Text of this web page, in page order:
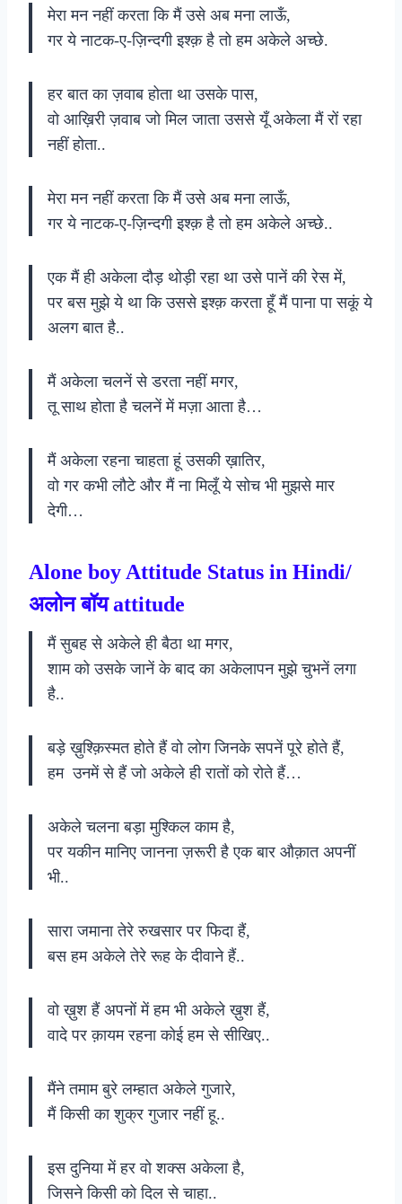
मेरा मन नहीं करता कि मैं उसे अब मना लाऊँ,
गर ये नाटक-ए-ज़िन्दगी इश्क़ है तो हम अकेले अच्छे.
हर बात का ज़वाब होता था उसके पास,
वो आख़िरी ज़वाब जो मिल जाता उससे यूँ अकेला मैं रों रहा
नहीं होता..
मेरा मन नहीं करता कि मैं उसे अब मना लाऊँ,
गर ये नाटक-ए-ज़िन्दगी इश्क़ है तो हम अकेले अच्छे..
एक मैं ही अकेला दौड़ थोड़ी रहा था उसे पानें की रेस में,
पर बस मुझे ये था कि उससे इश्क़ करता हूँ मैं पाना पा सकूं ये
अलग बात है..
मैं अकेला चलनें से डरता नहीं मगर,
तू साथ होता है चलनें में मज़ा आता है…
मैं अकेला रहना चाहता हूं उसकी ख़ातिर,
वो गर कभी लौटे और मैं ना मिलूँ ये सोच भी मुझसे मार
देगी…
Alone boy Attitude Status in Hindi/
अलोन बॉय attitude
मैं सुबह से अकेले ही बैठा था मगर,
शाम को उसके जानें के बाद का अकेलापन मुझे चुभनें लगा
है..
बड़े ख़ुश्क़िस्मत होते हैं वो लोग जिनके सपनें पूरे होते हैं,
हम उनमें से हैं जो अकेले ही रातों को रोते हैं…
अकेले चलना बड़ा मुश्किल काम है,
पर यकीन मानिए जानना ज़रूरी है एक बार औक़ात अपनीं
भी..
सारा जमाना तेरे रुखसार पर फिदा हैं,
बस हम अकेले तेरे रूह के दीवाने हैं..
वो ख़ुश हैं अपनों में हम भी अकेले ख़ुश हैं,
वादे पर क़ायम रहना कोई हम से सीखिए..
मैंने तमाम बुरे लम्हात अकेले गुजारे,
मैं किसी का शुक्र गुजार नहीं हू..
इस दुनिया में हर वो शक्स अकेला है,
जिसने किसी को दिल से चाहा..